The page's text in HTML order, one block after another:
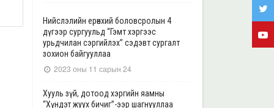
Нийслэлийн ерөнхий боловсролын 4
дүгээр сургуульд “Гэмт хэргээс
урьдчилан сэргийлэх” сэдэвт сургалт
зохион байгууллаа
2023 оны 11 сарын 24
Хууль зүй, дотоод хэргийн яамны
“Хүндэт жуух бичиг”-ээр шагнууллаа